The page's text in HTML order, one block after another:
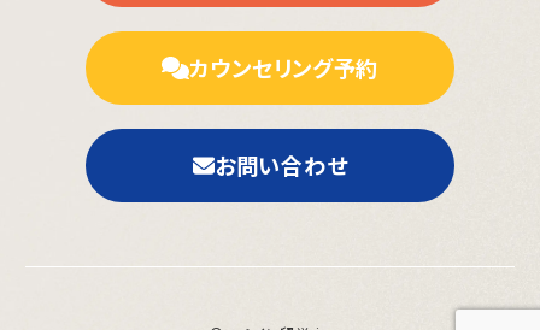
カウンセリング予約
お問い合わせ